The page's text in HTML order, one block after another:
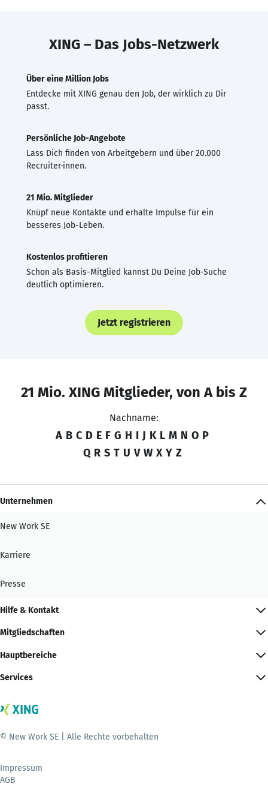
XING – Das Jobs-Netzwerk
Über eine Million Jobs
Entdecke mit XING genau den Job, der wirklich zu Dir
passt.
Persönliche Job-Angebote
Lass Dich finden von Arbeitgebern und über 20.000
Recruiter·innen.
21 Mio. Mitglieder
Knüpf neue Kontakte und erhalte Impulse für ein
besseres Job-Leben.
Kostenlos profitieren
Schon als Basis-Mitglied kannst Du Deine Job-Suche
deutlich optimieren.
Jetzt registrieren
21 Mio. XING Mitglieder, von A bis Z
Nachname:
A B C D E F G H I J K L M N O P
Q R S T U V W X Y Z
Unternehmen
New Work SE
Karriere
Presse
Hilfe & Kontakt
Mitgliedschaften
Hauptbereiche
Services
© New Work SE | Alle Rechte vorbehalten
Impressum
AGB